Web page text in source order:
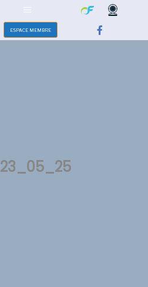
ESPACE MEMBRE